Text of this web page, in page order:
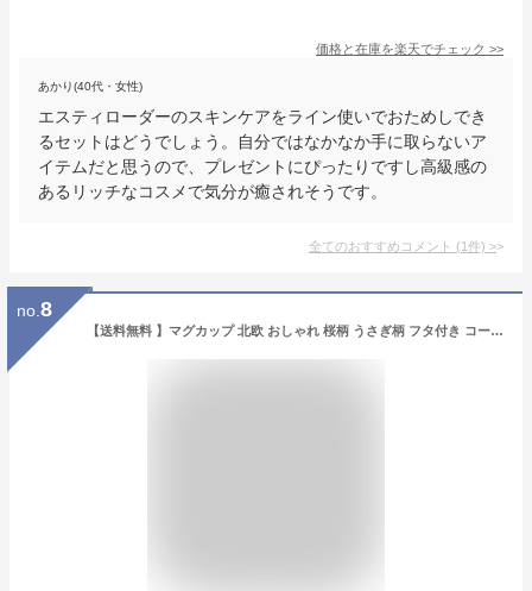
価格と在庫を楽天でチェック >>
あかり(40代・女性)
エスティローダーのスキンケアをライン使いでおためしでき
るセットはどうでしょう。自分ではなかなか手に取らないア
イテムだと思うので、プレゼントにぴったりですし高級感の
あるリッチなコスメで気分が癒されそうです。
全てのおすすめコメント (1件) >
no. 8
【送料無料 】マグカップ 北欧 おしゃれ 桜柄 うさぎ柄 フタ付き コーヒーカップ 大きい 陶器 ハンドメイド ティーカップ 大容量 茶碗 コップ カフェマグ 朝食カップ キッチン雑貨 洋食器 和食器 磁器 電子レンジ/冷蔵庫/食洗機 450ml 選べる4色